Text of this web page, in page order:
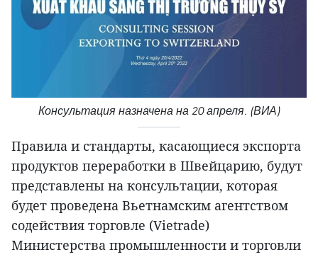
Консультация назначена на 20 апреля. (ВИА)
Правила и стандарты, касающиеся экспорта
продуктов переработки в Швейцарию, будут
представлены на консультации, которая
будет проведена Вьетнамским агентством
содействия торговле (Vietrade)
Министерства промышленности и торговли